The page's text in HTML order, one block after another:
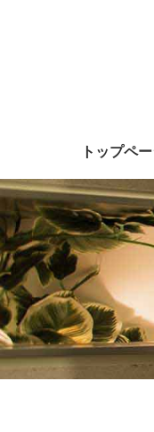
トップペ